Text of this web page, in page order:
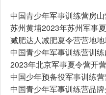
中国青少年军事训练营房
苏州黄埔2023年苏州军事
减肥达人减肥夏令营营地
中国青少年军事训练营训
2023年北京军事夏令营开
中国少年预备役军事训练
中国青少年军事训练营品